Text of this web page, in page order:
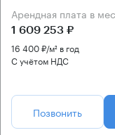
Арендная плата в
1 609 253 ₽
16 400 ₽/м² в год
С учётом НДС
Позвонить